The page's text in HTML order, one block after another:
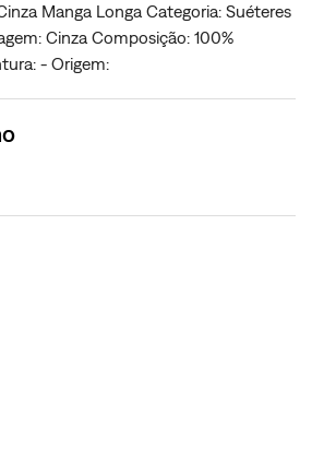
Manga Longa Categoria: Suéteres
Cinza Composição: 100%
- Origem: